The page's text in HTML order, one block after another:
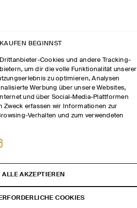
BEGINNST
Cookies und andere Tracking-
um dir die volle Funktionalität unserer
zu optimieren, Analysen
Werbung über unsere Websites,
und über Social-Media-Plattformen
Zweck erfassen wir Informationen zur
Verhalten und zum verwendeten
ALLE AKZEPTIEREN
COOKIES